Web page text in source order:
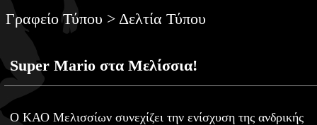
Γραφείο Τύπου > Δελτία Τύπου
Super Mario στα Μελίσσια!
Ο ΚΑΟ Μελισσίων συνεχίζει την ενίσχυση της ανδρικής